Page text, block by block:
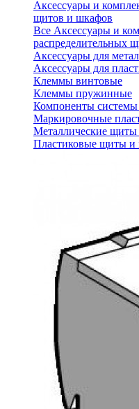
Аксессуары и
щитов и шкафов
Все Аксессуары и
распределительных
Аксессуары для
Аксессуары для
Клеммы винтовые
Клеммы пружинные
Компоненты
Маркировочные
Металлические
Пластиковые щиты